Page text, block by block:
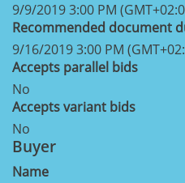
9/9/2019 3:00 PM
Recommended document
9/16/2019 3:00 PM
Accepts parallel bids
No
Accepts variant bids
No
Buyer
Name